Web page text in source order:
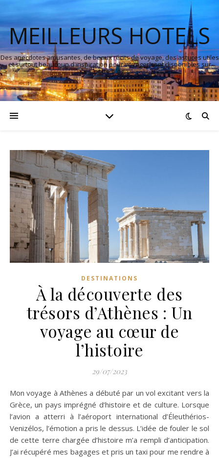
MEILLEURS HOTELS
Des anecdotes amusantes, de beaux récits de voyage, des astuces utiles
et surtout beaucoup d'inspiration pour voyager sont disponibles sur
notre blog.
DESTINATIONS
À la découverte des
trésors d’Athènes : Un
voyage au cœur de
l’histoire
29/07/2023
Mon voyage à Athènes a débuté par un vol excitant vers la
Grèce, un pays imprégné d’histoire et de culture. Lorsque
l’avion a atterri à l’aéroport international d’Éleuthérios-
Venizélos, l’émotion a pris le dessus. L’idée de fouler le sol
de cette terre chargée d’histoire m’a rempli d’anticipation.
J’ai récupéré mes bagages et pris un taxi pour me rendre à